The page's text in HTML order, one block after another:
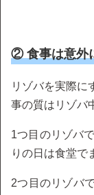
② 食事は意外
リゾバを実際に
事の質はリゾバ
1つ目のリゾバ
りの日は食堂で
2つ目のリゾバ